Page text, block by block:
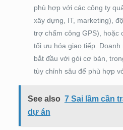
phù hợp với các công ty
xây dựng, IT, marketing),
trợ chấm công GPS), hoặc
tối ưu hóa giao tiếp.
bắt đầu với gói cơ bản,
tùy chỉnh sâu để phù hợp
See also 7 Sai lầm cần
dự án